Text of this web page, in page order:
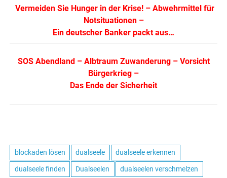
Vermeiden Sie Hunger in der Krise!– Abwehrmittel für
Notsituationen–
Ein deutscher Banker packt aus…
SOS Abendland– Albtraum Zuwanderung– Vorsicht
Bürgerkrieg –
Das Ende der Sicherheit
blockaden lösen dualseele dualseele erkennen
dualseele finden Dualseelen dualseelen verschmelzen